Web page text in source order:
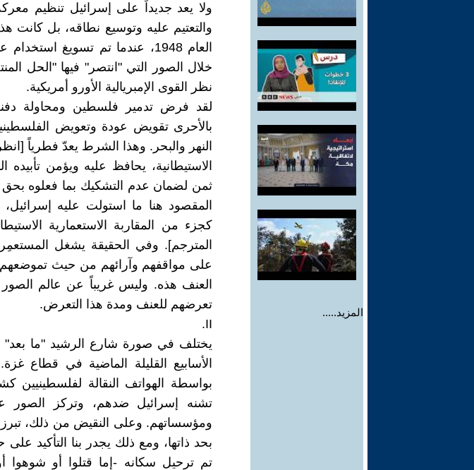
المزيد.....
ولا يعد جديداً على إسرائيل تنظيم
والتعتيم عليه وتوسيع نطاقه، بل كانت
العام 1948، عندما تم تسويغ
خلال الصور التي "انتصر" فيها "الحل
نظر القوى الإمبريالية الأورو أمريكية.
لقد فرض تدمير فلسطين ومحاولة
بالأحرى تقويض عودة وتعويض
النهر والبحر. وهذا الشرط يعدّ فطرياً
الاستيطانية، يحافظ عليه ويؤمن
ثمن لضمان عدم التشكيك بما فعلوه بحق
المقصود هنا ما استولت عليه
كجزء من المقاربة الاستعمارية
على مواقفهم وآرائهم من حيث
العنف هذه. وليس غريباً عن عالم
تعرضهم للعنف ومدة هذا التعرض.
II.
يختلف في صورة شارع الرشيد "ما بعد"
الأسابيع القليلة الماضية في قطاع
بواسطة الهواتف النقالة لفلسطينيين
تشنه إسرائيل ضدهم، وتركز الصور
ومؤسساتهم. وعلى النقيض من ذلك، تبرز
بحد ذاتها، ومع ذلك يجدر بنا التأكيد
تم ترحيل سكانه -إما قتلوا أو